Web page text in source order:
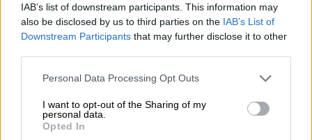
IAB’s list of downstream participants. This information may
also be disclosed by us to third parties on the IAB’s List of
Downstream Participants that may further disclose it to other
Please note that this website/app uses one or more Google
not limited to your visit or usage behaviour. You may click to
grant or deny consent to Google and its third-party tags to
use your data for below specified purposes in below Google
Personal Data Processing Opt Outs
I want to opt-out of the Sharing of my
personal data.
Opted In